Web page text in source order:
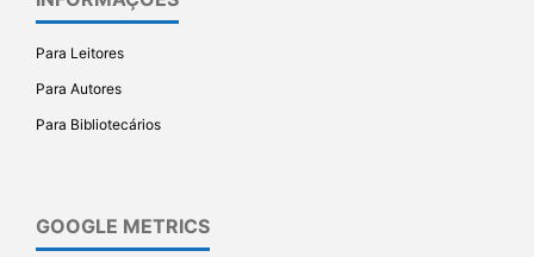
Para Leitores
Para Autores
Para Bibliotecários
GOOGLE METRICS